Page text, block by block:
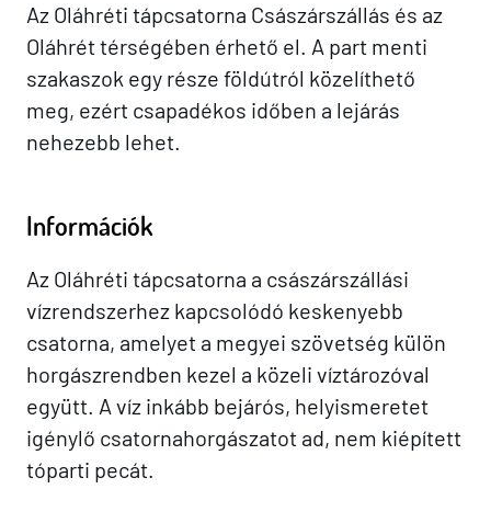
Az Oláhréti tápcsatorna Császárszállás és az
Oláhrét térségében érhető el. A part menti
szakaszok egy része földútról közelíthető
meg, ezért csapadékos időben a lejárás
nehezebb lehet.
Információk
Az Oláhréti tápcsatorna a császárszállási
vízrendszerhez kapcsolódó keskenyebb
csatorna, amelyet a megyei szövetség külön
horgászrendben kezel a közeli víztározóval
együtt. A víz inkább bejárós, helyismeretet
igénylő csatornahorgászatot ad, nem kiépített
tóparti pecát.